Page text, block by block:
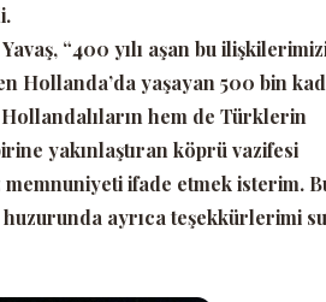
“400 yılı aşan bu
Hollanda’da yaşayan 500 bin
hem de Türklerin
yakınlaştıran köprü vazifesi
ifade etmek isterim.
ayrıca teşekkürlerimi